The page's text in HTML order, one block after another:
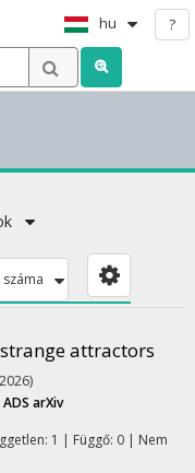
hu ?
attractors
ADS arXiv
1 | Függő: 0 | Nem